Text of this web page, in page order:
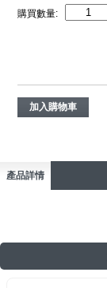
購買數量:
加入購物車
產品詳情